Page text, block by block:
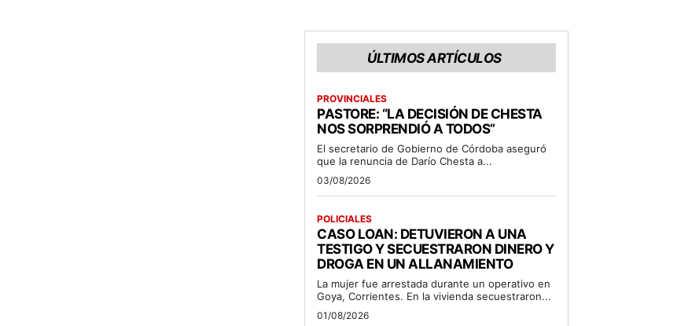
ÚLTIMOS ARTÍCULOS
PROVINCIALES
PASTORE: “LA DECISIÓN DE CHESTA
NOS SORPRENDIÓ A TODOS”
El secretario de Gobierno de Córdoba aseguró
que la renuncia de Darío Chesta a...
03/08/2026
POLICIALES
CASO LOAN: DETUVIERON A UNA
TESTIGO Y SECUESTRARON DINERO Y
DROGA EN UN ALLANAMIENTO
La mujer fue arrestada durante un operativo en
Goya, Corrientes. En la vivienda secuestraron...
01/08/2026